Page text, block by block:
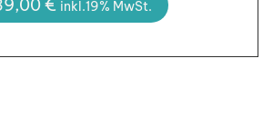
€ inkl.19% MwSt.